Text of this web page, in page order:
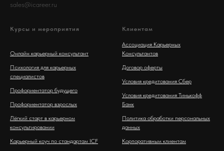
sales@icareer.ru
Курсы и мероприятия
Онлайн карьерный консультант
Психология для карьерных
специалистов
Профориентатор будущего
Профориентатор взрослых
Лёгкий старт в карьерном
консультировании
Карьерный коуч по стандартам ICF
Клиентам
Ассоциация Карьерных
Консультантов
Договор оферты
Условия кредитования Сбер
Условия кредитования Тинькофф
Банк
Политика обработки персональных
данных
Корпоративным клиентам